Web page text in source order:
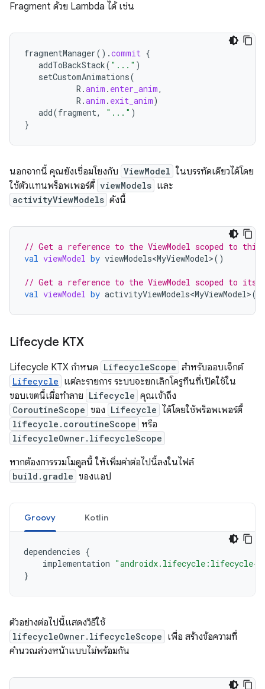
Fragment ด้วย Lambda ได้ เช่น
fragmentManager().commit {
addToBackStack( "..." )
setCustomAnimations(
R .anim . enter_anim,
R .anim . exit_anim)
add(fragment, "..." )
}
นอกจากนี้ คุณยังเชื่อมโยงกับ ViewModel ในบรรทัดเดียวได้โดย
ใช้ตัวแทนพร็อพเพอร์ตี้ viewModels และ
activityViewModels ดังนี้
// Get a reference to the ViewModel scoped to this
val viewModel by viewModels<MyViewModel>()
// Get a reference to the ViewModel scoped to its
val viewModel by activityViewModels<MyViewModel>()
Lifecycle KTX
Lifecycle KTX กำหนด LifecycleScope สำหรับออบเจ็กต์
Lifecycle แต่ละรายการ ระบบจะยกเลิกโครูทีนที่เปิดใช้ใน
ขอบเขตนี้เมื่อทำลาย Lifecycle คุณเข้าถึง
CoroutineScope ของ Lifecycle ได้โดยใช้พร็อพเพอร์ตี้
lifecycle.coroutineScope หรือ
lifecycleOwner.lifecycleScope
หากต้องการรวมโมดูลนี้ ให้เพิ่มค่าต่อไปนี้ลงในไฟล์
build.gradle ของแอป
Groovy Kotlin
dependencies {
implementation "androidx.lifecycle:lifecycle-
}
ตัวอย่างต่อไปนี้แสดงวิธีใช้
lifecycleOwner.lifecycleScope เพื่อ สร้างข้อความที่
คำนวณล่วงหน้าแบบไม่พร้อมกัน